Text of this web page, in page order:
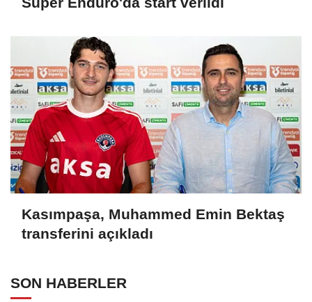
Kasımpaşa, Muhammed Emin Bektaş
transferini açıkladı
SON HABERLER